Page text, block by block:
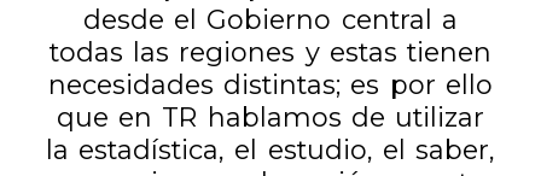
desde el Gobierno central a
todas las regiones y estas tienen
necesidades distintas; es por ello
que en TR hablamos de utilizar
la estadística, el estudio, el saber,